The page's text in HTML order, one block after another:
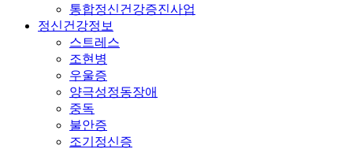
통합정신건강증진사업
정신건강정보
스트레스
조현병
우울증
양극성정동장애
중독
불안증
조기정신증